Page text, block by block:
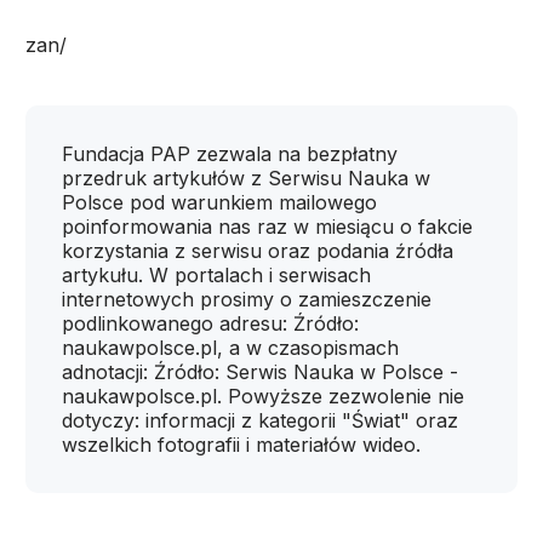
zan/
Fundacja PAP zezwala na bezpłatny
przedruk artykułów z Serwisu Nauka w
Polsce pod warunkiem mailowego
poinformowania nas raz w miesiącu o fakcie
korzystania z serwisu oraz podania źródła
artykułu. W portalach i serwisach
internetowych prosimy o zamieszczenie
podlinkowanego adresu: Źródło:
naukawpolsce.pl, a w czasopismach
adnotacji: Źródło: Serwis Nauka w Polsce -
naukawpolsce.pl. Powyższe zezwolenie nie
dotyczy: informacji z kategorii "Świat" oraz
wszelkich fotografii i materiałów wideo.